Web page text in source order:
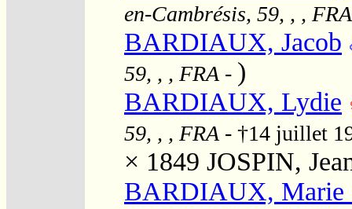
en-Cambrésis, 59, , , FRA
BARDIAUX, Jacob
59, , , FRA - )
BARDIAUX, Lydie
59, , , FRA - †14 juillet
× 1849 JOSPIN,
BARDIAUX, Marie